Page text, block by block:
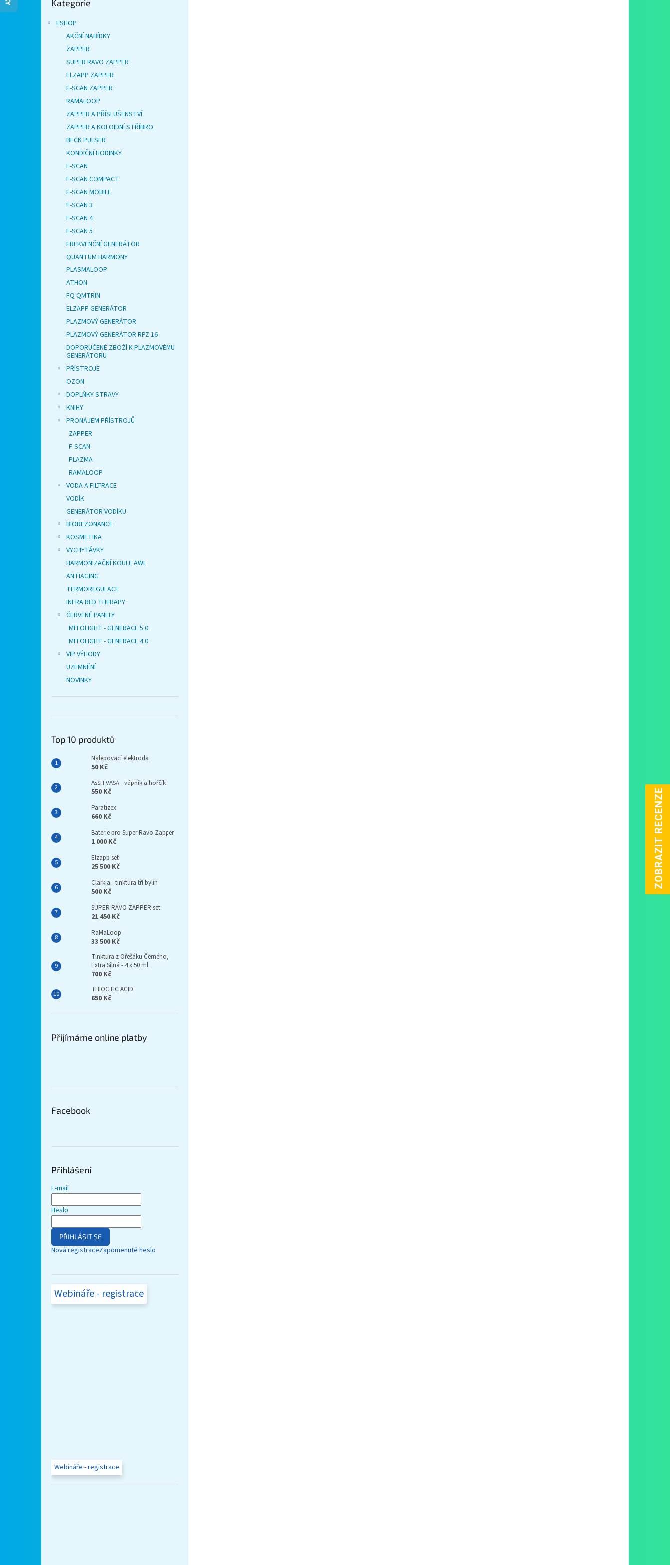
kategorie
Kategorie
ESHOP
AKČNÍ NABÍDKY
ZAPPER
SUPER RAVO ZAPPER
ELZAPP ZAPPER
F-SCAN ZAPPER
RAMALOOP
ZAPPER A PŘÍSLUŠENSTVÍ
ZAPPER A KOLOIDNÍ STŘÍBRO
BECK PULSER
KONDIČNÍ HODINKY
F-SCAN
F-SCAN COMPACT
F-SCAN MOBILE
F-SCAN 3
F-SCAN 4
F-SCAN 5
FREKVENČNÍ GENERÁTOR
QUANTUM HARMONY
PLASMALOOP
ATHON
FQ QMTRIN
ELZAPP GENERÁTOR
PLAZMOVÝ GENERÁTOR
PLAZMOVÝ GENERÁTOR RPZ 16
DOPORUČENÉ ZBOŽÍ K PLAZMOVÉMU
GENERÁTORU
PŘÍSTROJE
OZON
DOPLŇKY STRAVY
KNIHY
PRONÁJEM PŘÍSTROJŮ
ZAPPER
F-SCAN
PLAZMA
RAMALOOP
VODA A FILTRACE
VODÍK
GENERÁTOR VODÍKU
BIOREZONANCE
KOSMETIKA
VYCHYTÁVKY
HARMONIZAČNÍ KOULE AWL
ANTIAGING
TERMOREGULACE
INFRA RED THERAPY
ČERVENÉ PANELY
MITOLIGHT - GENERACE 5.0
MITOLIGHT - GENERACE 4.0
VIP VÝHODY
UZEMNĚNÍ
NOVINKY
Top 10 produktů
Nalepovací elektroda
50 Kč
AsSH VASA - vápník a hořčík
550 Kč
Paratizex
660 Kč
Baterie pro Super Ravo Zapper
1 000 Kč
Elzapp set
25 500 Kč
Clarkia - tinktura tří bylin
500 Kč
SUPER RAVO ZAPPER set
21 450 Kč
RaMaLoop
33 500 Kč
Tinktura z Ořešáku Černého,
Extra Silná - 4 x 50 ml
700 Kč
THIOCTIC ACID
650 Kč
Přijímáme online platby
Facebook
Přihlášení
E-mail
Heslo
PŘIHLÁSIT SE
Nová registraceZapomenuté heslo
Webináře - registrace
Webináře - registrace